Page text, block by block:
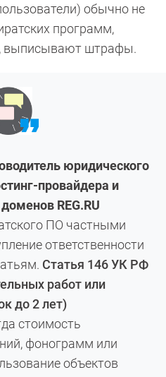
обычно не
программ,
выписывают штрафы.
юридического
провайдера и
REG.RU
ПО частными
ответственности
Статья 146 УК РФ
работ или
до 2 лет)
стоимость
фонограмм или
объектов